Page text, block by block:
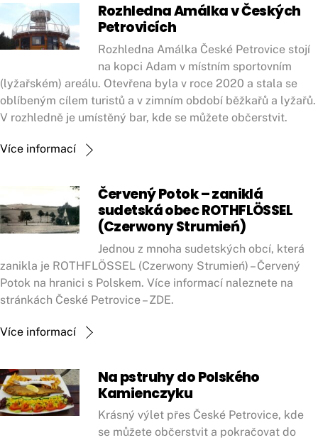
Rozhledna Amálka v Českých
Petrovicích
Rozhledna Amálka České Petrovice stojí
na kopci Adam v místním sportovním
(lyžařském) areálu. Otevřena byla v roce 2020 a stala se
oblíbeným cílem turistů a v zimním období běžkařů a lyžařů.
V rozhledně je umístěný bar, kde se můžete občerstvit.
Více informací
Červený Potok – zaniklá
sudetská obec ROTHFLÖSSEL
(Czerwony Strumień)
Jednou z mnoha sudetských obcí, která
zanikla je ROTHFLÖSSEL (Czerwony Strumień) – Červený
Potok na hranici s Polskem. Více informací naleznete na
stránkách České Petrovice – ZDE.
Více informací
Na pstruhy do Polského
Kamienczyku
Krásný výlet přes České Petrovice, kde
se můžete občerstvit a pokračovat do